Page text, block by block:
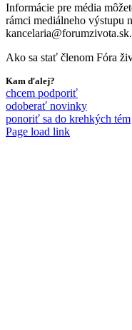
Informácie pre média
rámci mediálneho výstupu
kancelaria@forumzivota.sk.
Ako sa stať členom Fóra
Kam ďalej?
chcem podporiť
odoberať novinky
ponoriť sa do krehkých tém
Page load link